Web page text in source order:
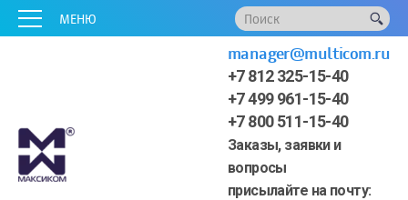
МЕНЮ
+7 812 325-15-40
+7 499 961-15-40
+7 800 511-15-40
Заказы, заявки и
вопросы
присылайте на почту:
manager@multicom.ru
xxxxx